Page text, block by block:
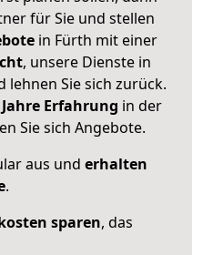
für Sie und stellen
in Fürth mit einer
, unsere Dienste in
lehnen Sie sich zurück.
Erfahrung in der
Sie sich Angebote.
aus und erhalten
.
sparen, das